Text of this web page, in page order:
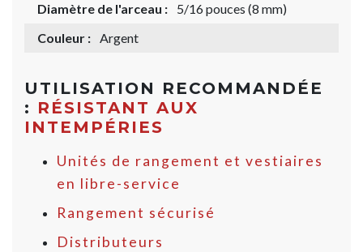
Diamètre de l'arceau :
5/16 pouces (8 mm)
Couleur : Argent
UTILISATION RECOMMANDÉE
: RÉSISTANT AUX
INTEMPÉRIES
Unités de rangement et vestiaires
en libre-service
Rangement sécurisé
Distributeurs